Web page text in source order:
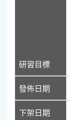
研習目標
發佈日期
下架日期